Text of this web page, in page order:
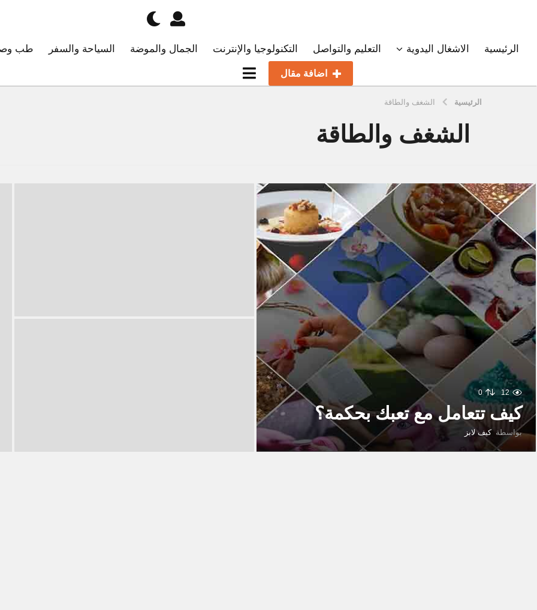
الرئيسية الاشغال اليدوية التعليم والتواصل التكنولوجيا والإنترنت الجمال والموضة السياحة والسفر طب
اضافة مقال
الرئيسية الشغف والطاقة
الشغف والطاقة
12
0
كيف تتعامل مع تعبك بحكمة؟
بواسطة كيف لابز